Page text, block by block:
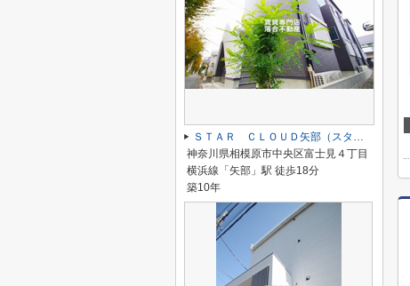
ＳＴＡＲ ＣＬＯＵＤ矢部（スタークラウド矢部）
神奈川県相模原市中央区富士見４丁目
横浜線「矢部」駅 徒歩18分
築10年